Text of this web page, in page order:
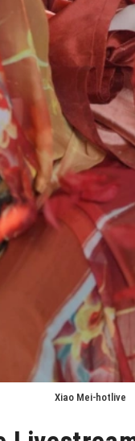
Xiao Mei-hotlive